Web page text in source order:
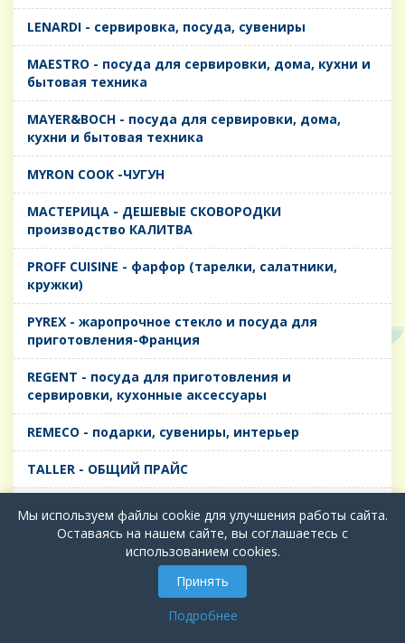
LENARDI - сервировка, посуда, сувениры
MAESTRO - посуда для сервировки, дома, кухни и
бытовая техника
MAYER&BOCH - посуда для сервировки, дома,
кухни и бытовая техника
MYRON COOK -ЧУГУН
MАСТЕРИЦА - ДЕШЕВЫЕ СКОВОРОДКИ
производство КАЛИТВА
PROFF CUISINE - фарфор (тарелки, салатники,
кружки)
PYREX - жаропрочное стекло и посуда для
приготовления-Франция
REGENT - посуда для приготовления и
сервировки, кухонные аксессуары
REMECO - подарки, сувениры, интерьер
TALLER - ОБЩИЙ ПРАЙС
TIMA - посуда для приготовления и сервировки,
кухонные аксессуары
БИОСТАЛЬ - ТЕРМОСА
Мы используем файлы cookie для улучшения работы сайта.
Оставаясь на нашем сайте, вы соглашаетесь с
использованием cookies.
Принять
Подробнее